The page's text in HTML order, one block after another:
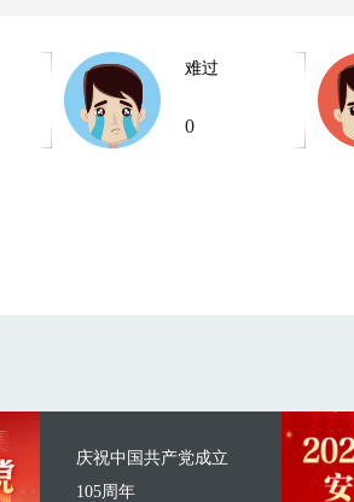
难过
0
庆祝中国共产党成立
105周年